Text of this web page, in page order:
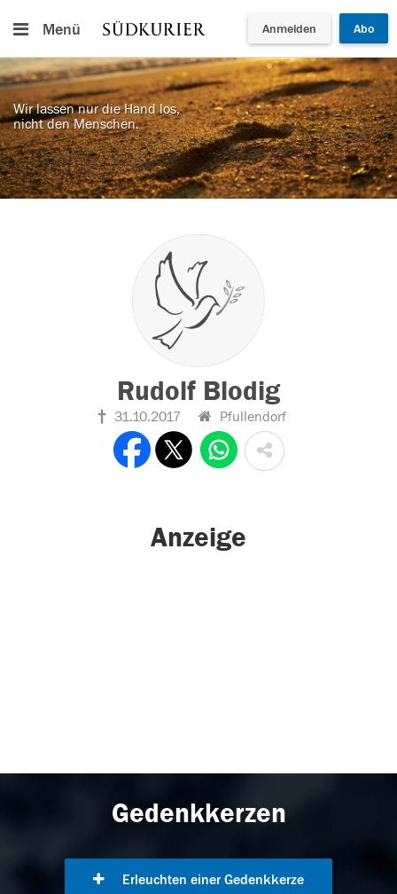
Menü Anmelden Abo
Wir lassen nur die Hand los,
nicht den Menschen.
Rudolf Blodig
31.10.2017 Pfullendorf
Anzeige
Gedenkkerzen
Erleuchten einer Gedenkkerze